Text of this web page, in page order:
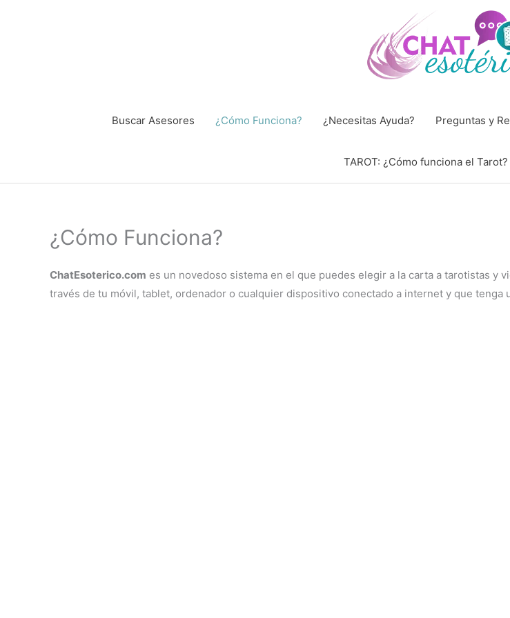
Buscar Asesores ¿Cómo Funciona? ¿Necesitas Ayuda? Preguntas y
TAROT: ¿Cómo funciona el Tarot?
¿Cómo Funciona?
ChatEsoterico.com es un novedoso sistema en el que puedes elegir a la carta a tarotistas y
través de tu móvil, tablet, ordenador o cualquier dispositivo conectado a internet y que tenga